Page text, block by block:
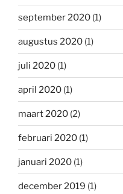
september 2020 (1)
augustus 2020 (1)
juli 2020 (1)
april 2020 (1)
maart 2020 (2)
februari 2020 (1)
januari 2020 (1)
december 2019 (1)